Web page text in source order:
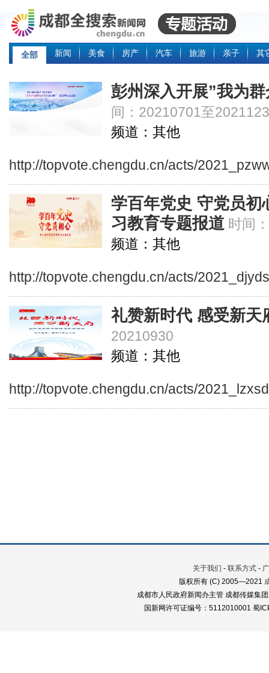
全部 新闻 美食 房产 汽车 旅游 亲子 其
彭州深入开展”我为
间：20210701至
频道：其他
http://topvote.chengdu.cn/acts/
学百年党史 守党员
习教育专题报道 时间
频道：其他
http://topvote.chengdu.cn/acts/
礼赞新时代 感受新天
20210930
频道：其他
http://topvote.chengdu.cn/acts/
关于我们 - 联系方式 -
版权所有 (C) 2005—2021
成都市人民政府新闻办主管 成都传媒集
国新网许可证编号：5112010001 蜀